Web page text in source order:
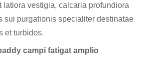
latiora vestigia, calcaria profundiora
sui purgationis specialiter destinatae
et turbidos.
campi fatigat amplio